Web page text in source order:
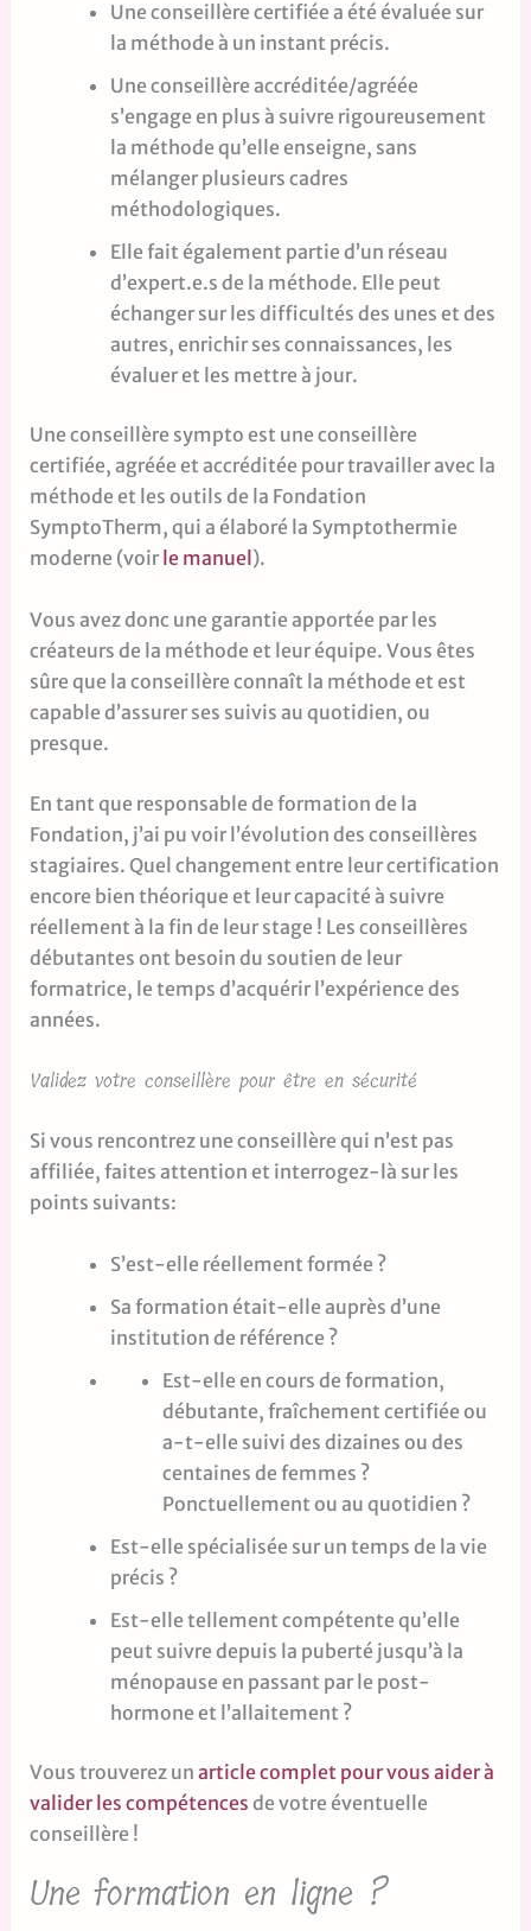
Une conseillère certifiée a été évaluée sur
la méthode à un instant précis.
Une conseillère accréditée/agréée
s’engage en plus à suivre rigoureusement
la méthode qu’elle enseigne, sans
mélanger plusieurs cadres
méthodologiques.
Elle fait également partie d’un réseau
d’expert.e.s de la méthode. Elle peut
échanger sur les difficultés des unes et des
autres, enrichir ses connaissances, les
évaluer et les mettre à jour.
Une conseillère sympto est une conseillère
certifiée, agréée et accréditée pour travailler avec la
méthode et les outils de la Fondation
SymptoTherm, qui a élaboré la Symptothermie
moderne (voir le manuel ).
Vous avez donc une garantie apportée par les
créateurs de la méthode et leur équipe. Vous êtes
sûre que la conseillère connaît la méthode et est
capable d’assurer ses suivis au quotidien, ou
presque.
En tant que responsable de formation de la
Fondation, j’ai pu voir l’évolution des conseillères
stagiaires. Quel changement entre leur certification
encore bien théorique et leur capacité à suivre
réellement à la fin de leur stage ! Les conseillères
débutantes ont besoin du soutien de leur
formatrice, le temps d’acquérir l’expérience des
années.
Validez votre conseillère pour être en sécurité
Si vous rencontrez une conseillère qui n’est pas
affiliée, faites attention et interrogez-là sur les
points suivants:
S’est-elle réellement formée ?
Sa formation était-elle auprès d’une
institution de référence ?
Est-elle en cours de formation,
débutante, fraîchement certifiée ou
a-t-elle suivi des dizaines ou des
centaines de femmes ?
Ponctuellement ou au quotidien ?
Est-elle spécialisée sur un temps de la vie
précis ?
Est-elle tellement compétente qu’elle
peut suivre depuis la puberté jusqu’à la
ménopause en passant par le post-
hormone et l’allaitement ?
Vous trouverez un article complet pour vous aider à
valider les compétences de votre éventuelle
conseillère !
Une formation en ligne ?